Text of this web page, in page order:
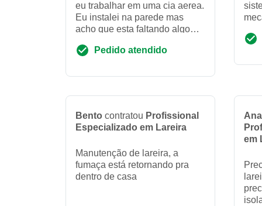
eu trabalhar em uma cia aerea.
Eu instalei na parede mas
acho que esta faltando algo
tenho que deixar...
Pedido atendido
Bento contratou Profissional
Especializado em Lareira
Manutenção de lareira, a
fumaça está retornando pra
dentro de casa
em